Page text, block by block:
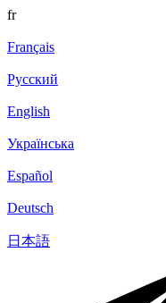
fr
Français
Русский
English
Українська
Español
Deutsch
日本語